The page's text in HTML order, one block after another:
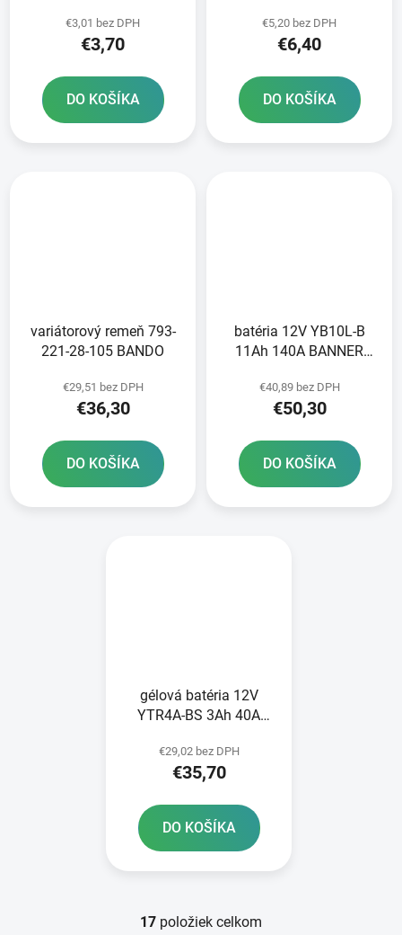
€3,01 bez DPH
€3,70
DO KOŠÍKA
€5,20 bez DPH
€6,40
DO KOŠÍKA
variátorový remeň 793-
221-28-105 BANDO
€29,51 bez DPH
€36,30
DO KOŠÍKA
batéria 12V YB10L-B
11Ah 140A BANNER
€40,89 bez DPH
€50,30
DO KOŠÍKA
gélová batéria 12V
YTR4A-BS 3Ah 40A
112x48x85
€29,02 bez DPH
€35,70
DO KOŠÍKA
O
17 položiek celkom